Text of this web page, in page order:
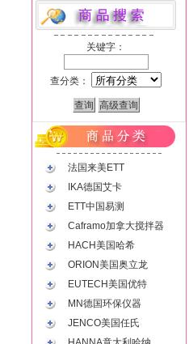
关键字：
查分类：
法国来美ETT
IKA德国艾卡
ETT中国易测
Caframo加拿大搅拌器
HACH美国哈希
ORION美国奥立龙
EUTECH美国优特
MN德国环保仪器
JENCO美国任氏